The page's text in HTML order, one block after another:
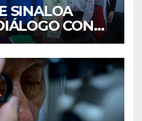
SINALOA
CON
DE